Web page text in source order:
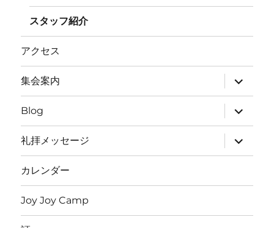
ー
開
スタッフ紹介
アクセス
集会案内
サ
ブ
メ
ニ
ュ
ー
を
展
開
Blog
サ
ブ
メ
ニ
ュ
ー
開
礼拝メッセージ
サ
ブ
メ
ー
開
カレンダー
Joy Joy Camp